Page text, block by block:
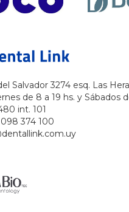
Salvador 3274 esq. Las
de 8 a 19 hs. y Sábados
int. 101
374 100